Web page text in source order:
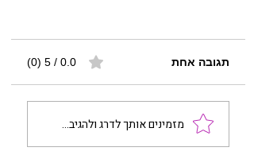
תגובה אחת 0.0 / 5 ‏(0)
מזמינים אותך לדרג ולהגיב...